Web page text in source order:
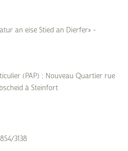
an eise Stied an Dierfer» -
(PAP) : Nouveau Quartier rue
à Steinfort
3138